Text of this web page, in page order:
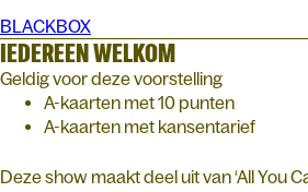
BLACKBOX
IEDEREEN WELKOM
Geldig voor deze voorstelling
A-kaarten met 10 punten
A-kaarten met kansentarief
Deze show maakt deel uit van ‘All You